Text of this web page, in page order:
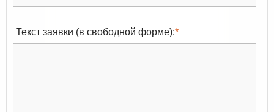
Текст заявки (в свободной форме):*